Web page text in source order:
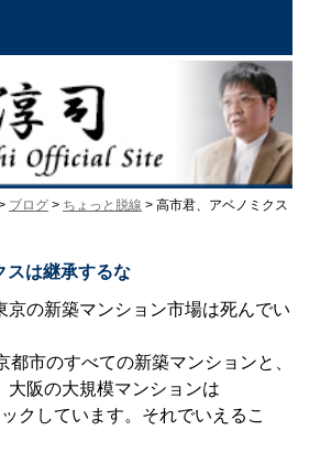
ブログ > ちょっと脱線 > 高市君、アベノミクス
スは継承するな
京の新築マンション市場は死んでい
都市のすべての新築マンションと、
大阪の大規模マンションは
クしています。それでいえるこ